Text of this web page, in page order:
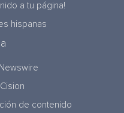
a tu página!
hispanas
de contenido